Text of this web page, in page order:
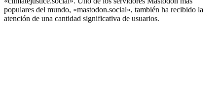
populares del mundo, «mastodon.social», también ha recibido la
atención de una cantidad significativa de usuarios.